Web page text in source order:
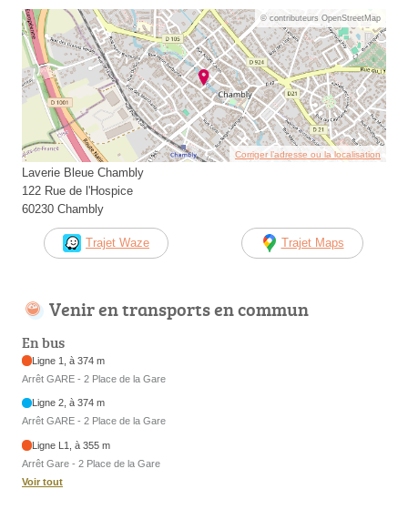
© contributeurs OpenStreetMap
Corriger l’adresse ou la localisation
Laverie Bleue Chambly
122 Rue de l'Hospice
60230 Chambly
Trajet Waze Trajet Maps
Venir en transports en commun
En bus
Ligne 1, à 374 m
Arrêt GARE - 2 Place de la Gare
Ligne 2, à 374 m
Arrêt GARE - 2 Place de la Gare
Ligne L1, à 355 m
Arrêt Gare - 2 Place de la Gare
Voir tout